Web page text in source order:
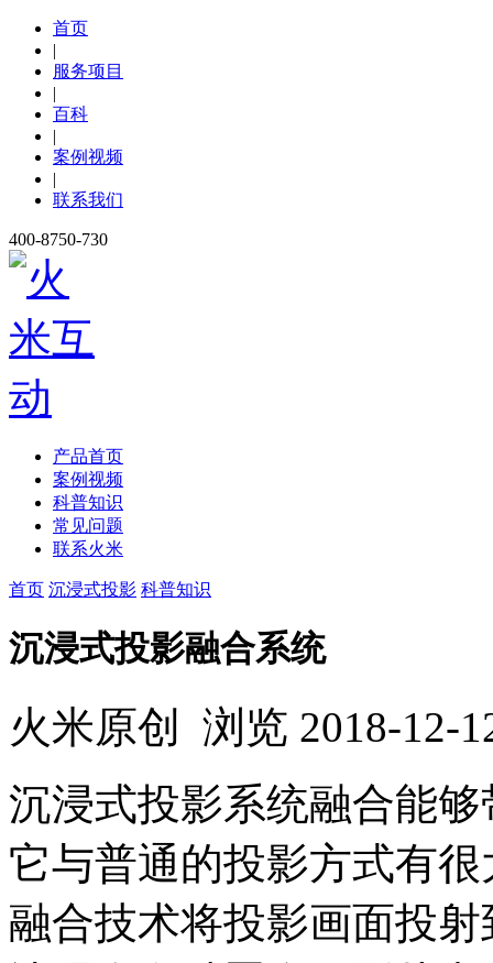
首页
|
服务项目
|
百科
|
案例视频
|
联系我们
400-8750-730
产品首页
案例视频
科普知识
常见问题
联系火米
首页 沉浸式投影 科普知识
沉浸式投影融合系统
火米原创 浏览 2018-12-
沉浸式投影系统融合能
它与普通的投影方式有
融合技术将投影画面投